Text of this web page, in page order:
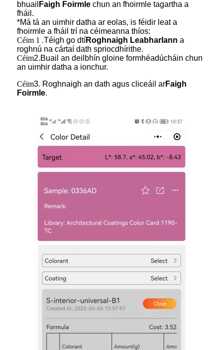
bhuail Faigh Foirmle chun an fhoirmle tagartha a
fháil.
*Má tá an uimhir datha ar eolas, is féidir leat a
fhoirmle a fháil trí na céimeanna thíos:
Céim 1 .Téigh go dtíRoghnaigh Leabharlann a
roghnú na cártaí dath spriocdhírithe.
Céim2.Buail an deilbhín gloine formhéadúcháin chun
an uimhir datha a ionchur.
Céim3. Roghnaigh an dath agus cliceáil arFaigh
Foirmle.